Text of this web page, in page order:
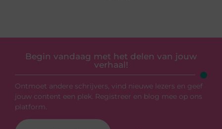
Begin vandaag met het delen van jouw
verhaal!
Ontmoet andere schrijvers, vind nieuwe lezers en geef
jouw content een plek. Registreer en blog mee op ons
platform.